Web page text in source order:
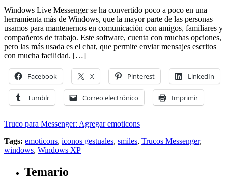
Windows Live Messenger se ha convertido poco a poco en una
herramienta más de Windows, que la mayor parte de las personas
usamos para mantenernos en comunicación con amigos, familiares y
compañeros de trabajo. Este software, cuenta con muchas opciones,
pero las más usada es el chat, que permite enviar mensajes escritos
con mucha facilidad. […]
Facebook X Pinterest LinkedIn
Tumblr Correo electrónico Imprimir
Truco para Messenger: Agregar emoticons
Tags: emoticons, iconos gestuales, smiles, Trucos Messenger,
windows, Windows XP
Temario